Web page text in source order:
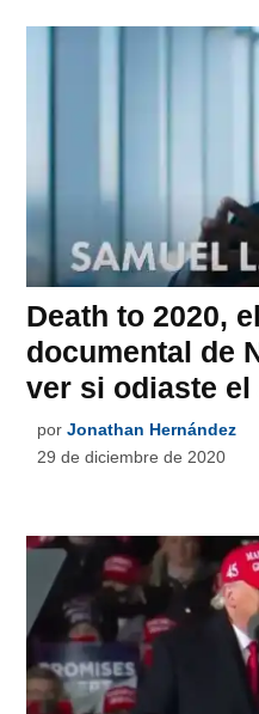
Death to 2020,
documental de
ver si odiaste el
por Jonathan Hernández
29 de diciembre de 2020